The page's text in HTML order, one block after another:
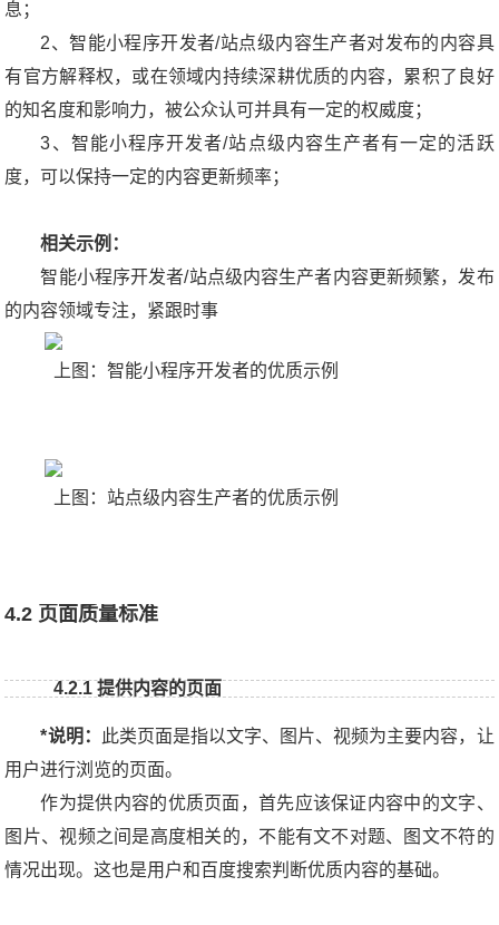
息；
2、智能小程序开发者/站点级内容生产者对发布的内容具
有官方解释权，或在领域内持续深耕优质的内容，累积了良好
的知名度和影响力，被公众认可并具有一定的权威度；
3、智能小程序开发者/站点级内容生产者有一定的活跃
度，可以保持一定的内容更新频率；
相关示例：
智能小程序开发者/站点级内容生产者内容更新频繁，发布
的内容领域专注，紧跟时事
上图：智能小程序开发者的优质示例
上图：站点级内容生产者的优质示例
4.2 页面质量标准
4.2.1 提供内容的页面
*说明：
此类页面是指以文字、图片、视频为主要内容，让
用户进行浏览的页面。
作为提供内容的优质页面，首先应该保证内容中的文字、
图片、视频之间是高度相关的，不能有文不对题、图文不符的
情况出现。这也是用户和百度搜索判断优质内容的基础。